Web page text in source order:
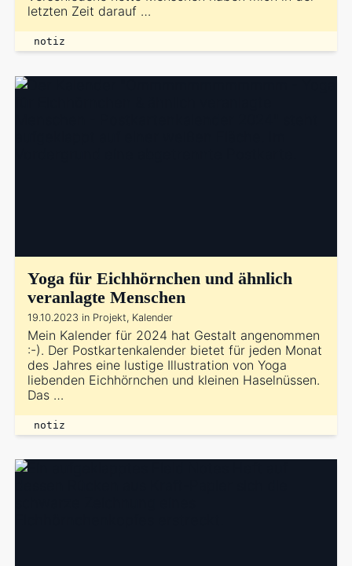
letzten Zeit darauf …
notiz
Yoga für Eichhörnchen und ähnlich
veranlagte Menschen
19.10.2023 in Projekt, Kalender
Mein Kalender für 2024 hat Gestalt angenommen
:-). Der Postkartenkalender bietet für jeden Monat
des Jahres eine lustige Illustration von Yoga
liebenden Eichhörnchen und kleinen Haselnüssen.
Das …
notiz